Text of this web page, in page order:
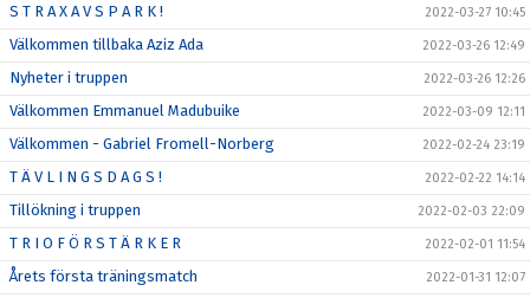
S T R A X A V S P A R K ! 2022-03-27 10:45
Välkommen tillbaka Aziz Ada 2022-03-26 12:49
Nyheter i truppen 2022-03-26 12:26
Välkommen Emmanuel Madubuike 2022-03-09 12:11
Välkommen - Gabriel Fromell-Norberg 2022-02-24 23:19
T Ä V L I N G S D A G S ! 2022-02-22 14:14
Tillökning i truppen 2022-02-03 22:09
T R I O F Ö R S T Ä R K E R 2022-02-01 11:54
Årets första träningsmatch 2022-01-31 12:07